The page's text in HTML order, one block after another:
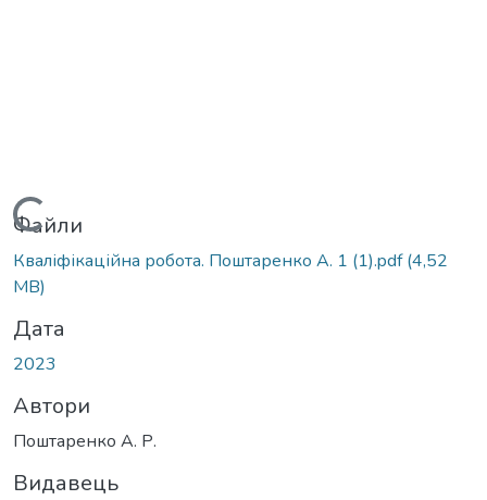
Вантажиться...
Файли
Кваліфікаційна робота. Поштаренко А. 1 (1).pdf(4,52
MB)
Дата
2023
Автори
Поштаренко А. Р.
Видавець